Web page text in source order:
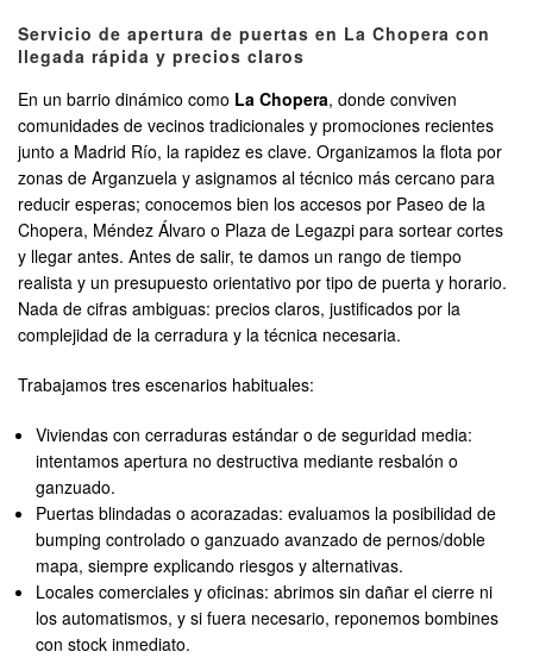
Servicio de apertura de puertas en La Chopera con
llegada rápida y precios claros
En un barrio dinámico como La Chopera, donde conviven
comunidades de vecinos tradicionales y promociones recientes
junto a Madrid Río, la rapidez es clave. Organizamos la flota por
zonas de Arganzuela y asignamos al técnico más cercano para
reducir esperas; conocemos bien los accesos por Paseo de la
Chopera, Méndez Álvaro o Plaza de Legazpi para sortear cortes
y llegar antes. Antes de salir, te damos un rango de tiempo
realista y un presupuesto orientativo por tipo de puerta y horario.
Nada de cifras ambiguas: precios claros, justificados por la
complejidad de la cerradura y la técnica necesaria.
Trabajamos tres escenarios habituales:
Viviendas con cerraduras estándar o de seguridad media:
intentamos apertura no destructiva mediante resbalón o
ganzuado.
Puertas blindadas o acorazadas: evaluamos la posibilidad de
bumping controlado o ganzuado avanzado de pernos/doble
mapa, siempre explicando riesgos y alternativas.
Locales comerciales y oficinas: abrimos sin dañar el cierre ni
los automatismos, y si fuera necesario, reponemos bombines
con stock inmediato.